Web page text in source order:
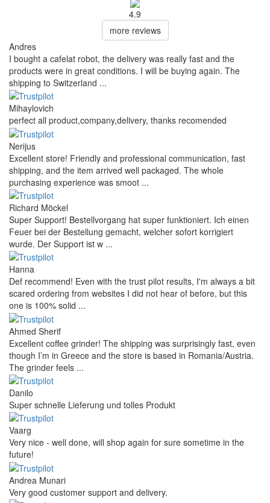
4.9
more reviews
Andres
I bought a cafelat robot, the delivery was really fast and the
products were in great conditions. I will be buying again. The
shipping to Switzerland ...
Mihaylovich
perfect all product,company,delivery, thanks recomended
Nerijus
Excellent store! Friendly and professional communication, fast
shipping, and the item arrived well packaged. The whole
purchasing experience was smoot ...
Richard Möckel
Super Support! Bestellvorgang hat super funktioniert. Ich einen
Feuer bei der Bestellung gemacht, welcher sofort korrigiert
wurde. Der Support ist w ...
Hanna
Def recommend! Even with the trust pilot results, I'm always a bit
scared ordering from websites I did not hear of before, but this
one is 100% solid ...
Ahmed Sherif
Excellent coffee grinder! The shipping was surprisingly fast, even
though I’m in Greece and the store is based in Romania/Austria.
The grinder feels ...
Danilo
Super schnelle Lieferung und tolles Produkt
Vaarg
Very nice - well done, will shop again for sure sometime in the
future!
Andrea Munari
Very good customer support and delivery.